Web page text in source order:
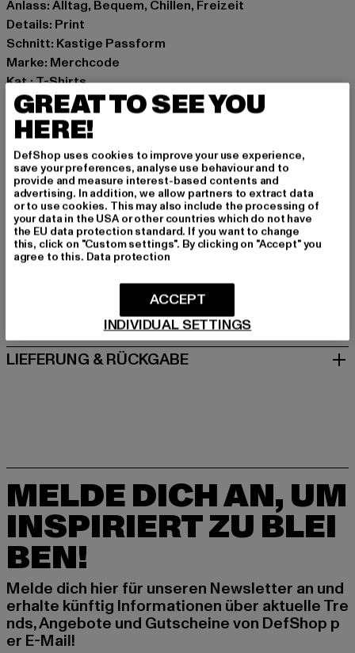
Anlass: Alltag, Bequem, Chillen, Freizeit
Details: Print
Schnitt: Kastige Passform
Marke: Merchcode
Kat.: T-Shirts
Farbe: schwarz
Hersteller Farbe: black
Materialzusammensetzung: 100% Baumwolle
Art.Nr: MP0007702-00007
Hersteller: TB International GmbH |info@tbint.de
Dr.-Robert-Murjahn-Straße 7 | 64372 Ober-Ramstadt |
DE
GRÖSSE & PASSFORM
PFLEGEHINWEISE
LIEFERUNG & RÜCKGABE
MELDE DICH AN, UM
INSPIRIERT ZU BLEI
BEN!
Melde dich hier für unseren Newsletter an und
erhalte künftig Informationen über aktuelle Tre
nds, Angebote und Gutscheine von DefShop p
er E-Mail!
GREAT TO SEE YOU
HERE!
DefShop uses cookies to improve your use experience,
save your preferences, analyse use behaviour and to
provide and measure interest-based contents and
advertising. In addition, we allow partners to extract data
or to use cookies. This may also include the processing of
your data in the USA or other countries which do not have
the EU data protection standard. If you want to change
this, click on "Custom settings". By clicking on "Accept" you
agree to this. Data protection
INDIVIDUAL SETTINGS
ACCEPT